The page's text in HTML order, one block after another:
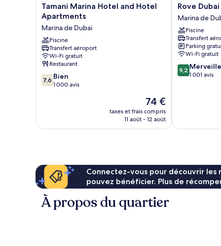
Tamani
Marina
Hotel
and
Hotel
Apartments
Marina
de
Dubaï
Tamani Marina Hotel and Hotel
Apartments
Marina de Dubaï
Piscine
Transfert aéroport
Wi-Fi gratuit
Restaurant
7.6
sur
7,6 Bien
1 000 avis
Le
nouveau
prix
74 €
taxes et frais compris
11 août - 12 août
Rove
Dubai
Marina
Marina
de
Dubaï
Rove
Marina de
Piscine
Transfert
Parking
Wi-Fi gratuit
9.2
sur
9,2
1 001 avis
Connectez-vous pour découvrir
pouvez bénéficier. Plus de
À propos du quartier